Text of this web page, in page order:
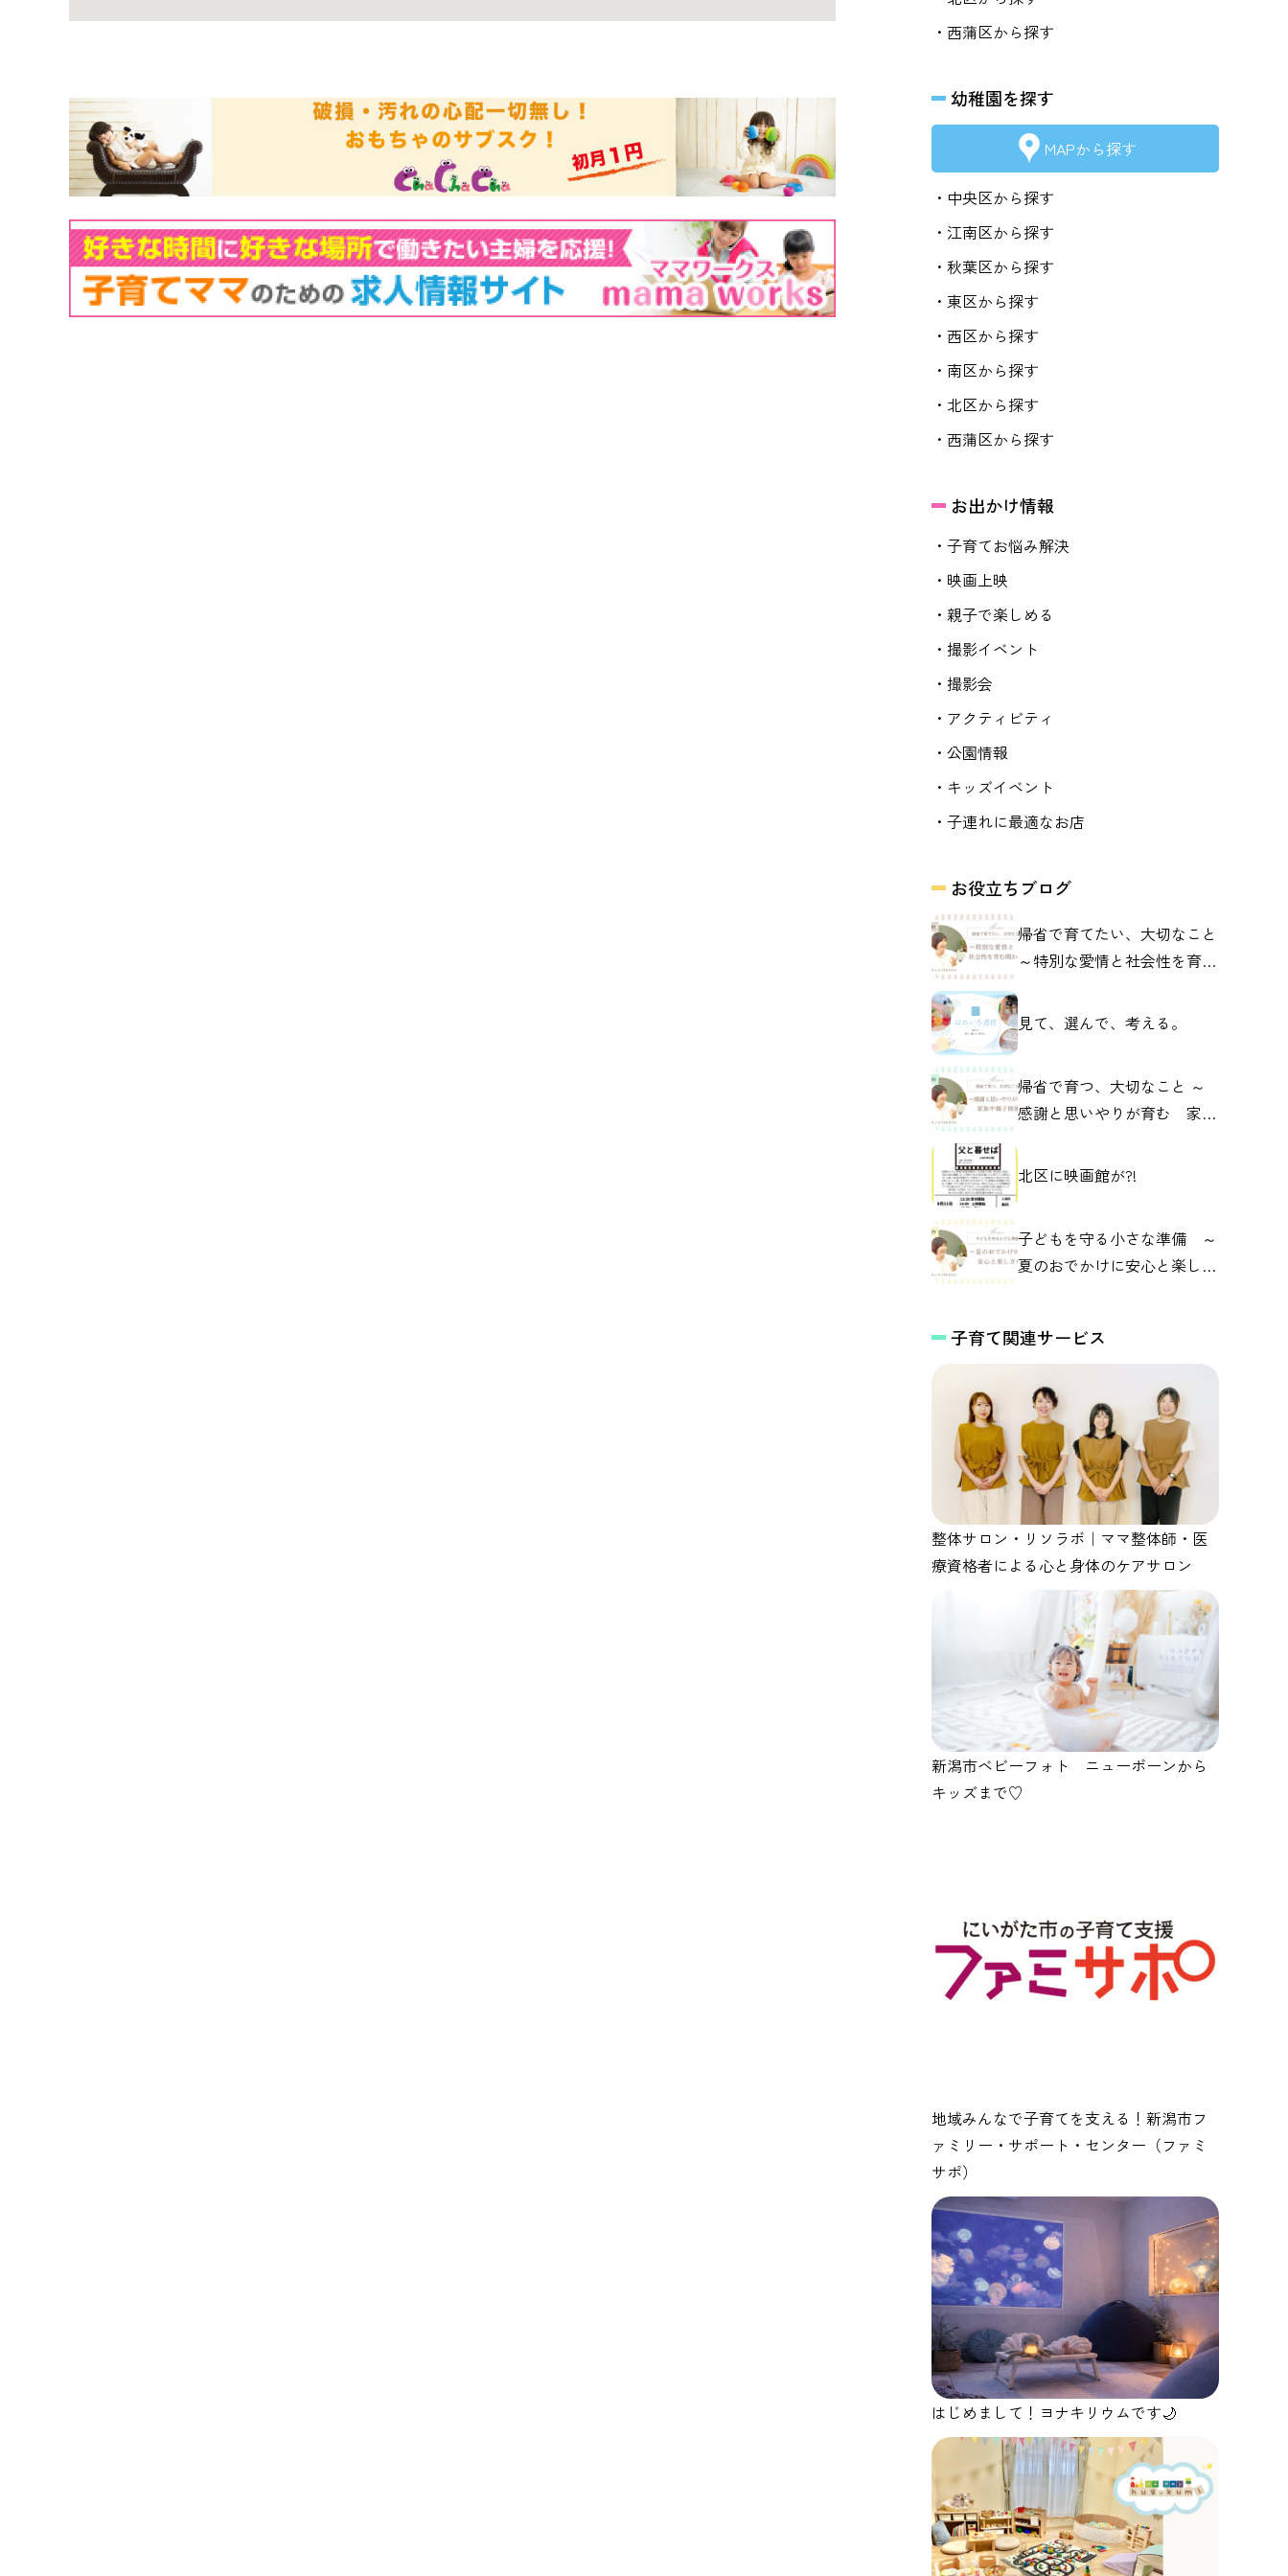
・西蒲区から探す
幼稚園を探す
MAPから探す
・中央区から探す
・江南区から探す
・秋葉区から探す
・東区から探す
・西区から探す
・南区から探す
・北区から探す
・西蒲区から探す
お出かけ情報
・子育てお悩み解決
・映画上映
・親子で楽しめる
・撮影イベント
・撮影会
・アクティビティ
・公園情報
・キッズイベント
・子連れに最適なお店
お役立ちブログ
帰省で育てたい、大切なこと
～特別な愛情と社会性を育む
見て、選んで、考える。
帰省で育つ、大切なこと ～
感謝と思いやりが育む 家族
北区に映画館が?!
子どもを守る小さな準備 ～
夏のおでかけに安心と楽しさ
子育て関連サービス
整体サロン・リソラボ｜ママ整体師・医
療資格者による心と身体のケアサロン
新潟市ベビーフォト ニューボーンから
キッズまで♡
地域みんなで子育てを支える！新潟市フ
ァミリー・サポート・センター（ファミ
サポ）
はじめまして！ヨナキリウムです🌙